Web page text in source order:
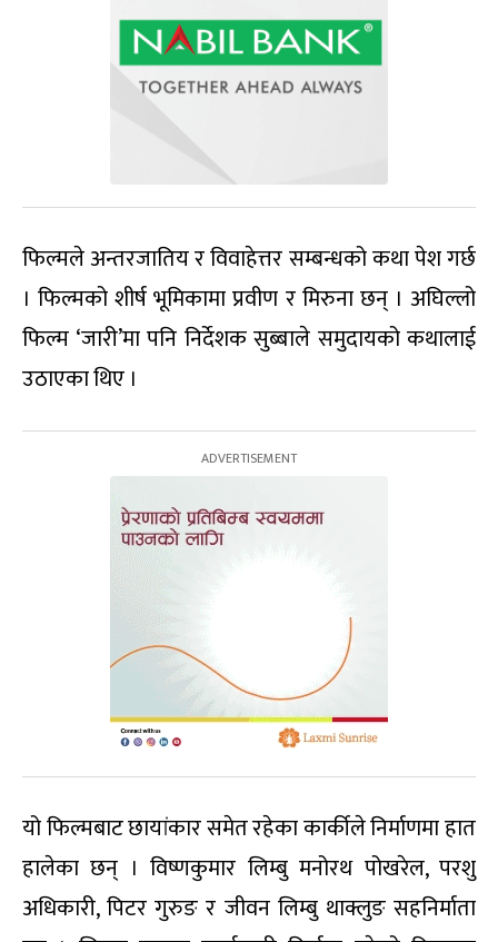
फिल्मले अन्तरजातिय र विवाहेत्तर सम्बन्धको कथा पेश गर्छ
। फिल्मको शीर्ष भूमिकामा प्रवीण र मिरुना छन् । अघिल्लो
फिल्म ‘जारी’मा पनि निर्देशक सुब्बाले समुदायको कथालाई
उठाएका थिए ।
यो फिल्मबाट छायांकार समेत रहेका कार्कीले निर्माणमा हात
हालेका छन् । विष्णकुमार लिम्बु मनोरथ पोखरेल, परशु
अधिकारी, पिटर गुरुङ र जीवन लिम्बु थाक्लुङ सहनिर्माता